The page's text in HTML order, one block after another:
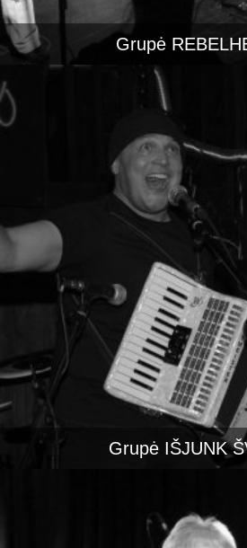
Grupė
Grupė IŠJUNK